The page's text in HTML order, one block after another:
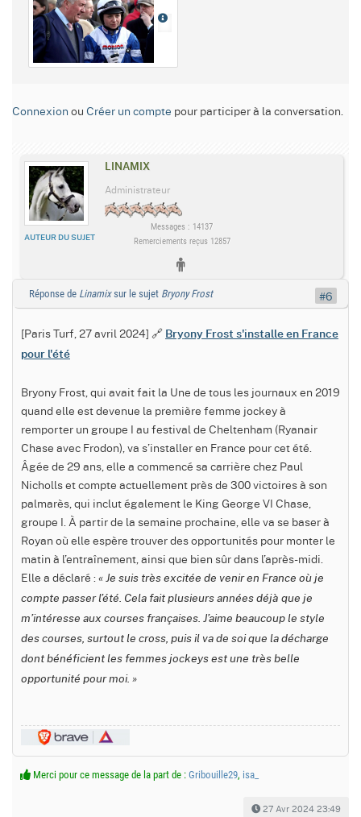
Connexion ou Créer un compte pour participer à la conversation.
LINAMIX
AUTEUR DU SUJET
Administrateur
Messages : 14137
Remerciements reçus 12857
Réponse de Linamixsur le sujet Bryony Frost
[Paris Turf, 27 avril 2024] 🔗 Bryony Frost s'installe en France
pour l'été
Bryony Frost, qui avait fait la Une de tous les journaux en 2019
quand elle est devenue la première femme jockey à
remporter un groupe I au festival de Cheltenham (Ryanair
Chase avec Frodon), va s’installer en France pour cet été.
Âgée de 29 ans, elle a commencé sa carrière chez Paul
Nicholls et compte actuellement près de 300 victoires à son
palmarès, qui inclut également le King George VI Chase,
groupe I. À partir de la semaine prochaine, elle va se baser à
Royan où elle espère trouver des opportunités pour monter le
matin à l’entraînement, ainsi que bien sûr dans l’après-midi.
Elle a déclaré : « Je suis très excitée de venir en France où je
compte passer l’été. Cela fait plusieurs années déjà que je
m’intéresse aux courses françaises. J’aime beaucoup le style
des courses, surtout le cross, puis il va de soi que la décharge
dont bénéficient les femmes jockeys est une très belle
opportunité pour moi. »
Merci pour ce message de la part de : Gribouille29, isa_
27 Avr 2024 23:49
#6